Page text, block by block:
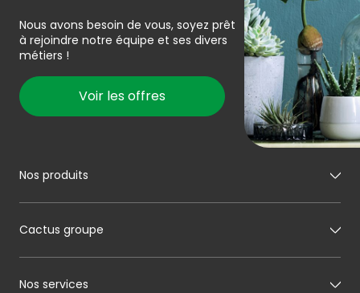
Nous avons besoin de vous, soyez prêt
à rejoindre notre équipe et ses divers
métiers !
Voir les offres
Nos produits
Mon boucher
Cactus groupe
A propos de Cactus
Nos services